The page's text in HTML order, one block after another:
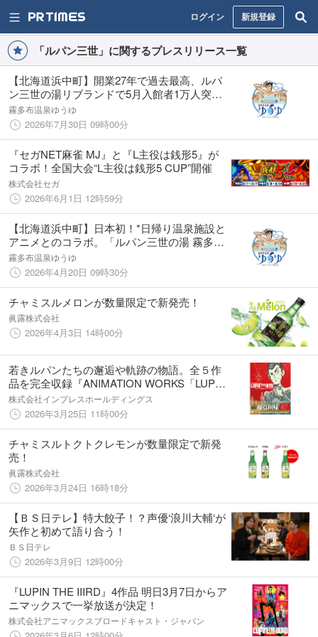
ログイン 新規登録
「ルパン三世」に関するプレスリリース一覧
【北海道浜中町】開業27年で過去最高、ルパ
ン三世の湯リブランドで5月入館者1万人突
破！限定グッズ売上も1.5倍に
霧多布温泉ゆうゆ
2026年7月30日 09時00分
『セガNET麻雀 MJ』と『L主役は銭形5』が
コラボ！全国大会“L主役は銭形5 CUP”開催
株式会社セガ
2026年6月1日 12時59分
【北海道浜中町】日本初！*日帰り温泉施設と
アニメとのコラボ。「ルパン三世の湯 霧多布
温泉ゆうゆ」が4月20日、施設まるごとルパン
三世の世界へリブランド
霧多布温泉ゆうゆ
2026年4月20日 09時30分
チャミスルメロンが数量限定で新発売！
眞露株式会社
2026年4月3日 14時00分
若きルパンたちの邂逅や軌跡の物語。全５作
品を完全収録『ANIMATION WORKS「LUPIN
THE IIIRD」シリーズ公式コンプリートブッ
ク』発売
株式会社インプレスホールディングス
2026年3月25日 11時00分
チャミスルトクトクレモンが数量限定で新発
売！
眞露株式会社
2026年3月24日 16時18分
【ＢＳ日テレ】特大餃子！？声優‘浪川大輔‘が
矢作と初めて語り合う！
ＢＳ日テレ
2026年3月9日 12時00分
『LUPIN THE IIIRD』4作品 明日3月7日からア
ニマックスで一挙放送が決定！
株式会社アニマックスブロードキャスト・ジャパン